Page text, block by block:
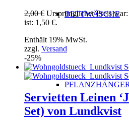
BETTWÄSCHE
2,00€ Ursprünglicher Preis
ist: 1,50 €.
Enthält 19% MwSt.
zzgl. Versand
-25%
Servietten Leinen
Set) von Lundkvist